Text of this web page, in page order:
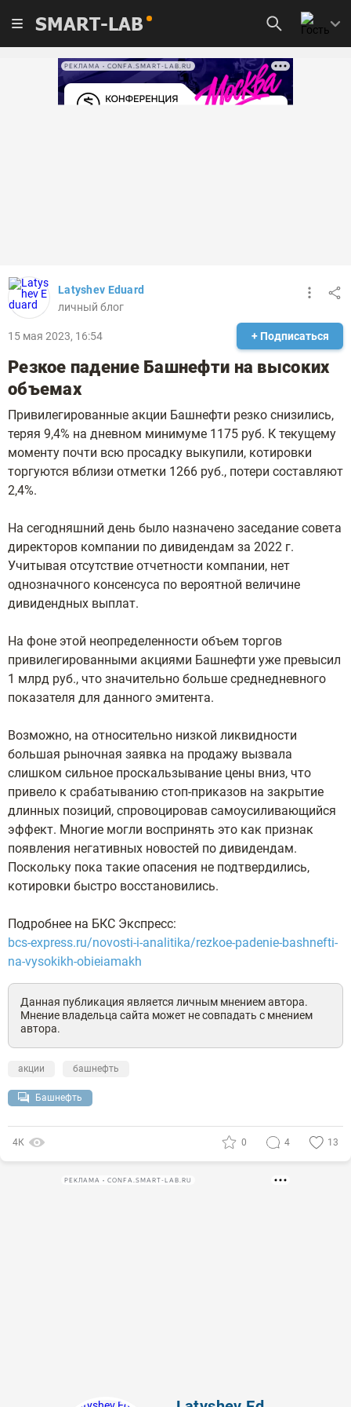
SMART-LAB
РЕКЛАМА • CONFA.SMART-LAB.RU
Latyshev Eduard
личный блог
15 мая 2023, 16:54 + Подписаться
Резкое падение Башнефти на высоких
объемах
Привилегированные акции Башнефти резко снизились,
теряя 9,4% на дневном минимуме 1175 руб. К текущему
моменту почти всю просадку выкупили, котировки
торгуются вблизи отметки 1266 руб., потери составляют
2,4%.
На сегодняшний день было назначено заседание совета
директоров компании по дивидендам за 2022 г.
Учитывая отсутствие отчетности компании, нет
однозначного консенсуса по вероятной величине
дивидендных выплат.
На фоне этой неопределенности объем торгов
привилегированными акциями Башнефти уже превысил
1 млрд руб., что значительно больше среднедневного
показателя для данного эмитента.
Возможно, на относительно низкой ликвидности
большая рыночная заявка на продажу вызвала
слишком сильное проскальзывание цены вниз, что
привело к срабатыванию стоп-приказов на закрытие
длинных позиций, спровоцировав самоусиливающийся
эффект. Многие могли воспринять это как признак
появления негативных новостей по дивидендам.
Поскольку пока такие опасения не подтвердились,
котировки быстро восстановились.
Подробнее на БКС Экспресс:
bcs-express.ru/novosti-i-analitika/rezkoe-padenie-bashnefti-
na-vysokikh-obieiamakh
Данная публикация является личным мнением автора.
Мнение владельца сайта может не совпадать с мнением
автора.
акции башнефть
Башнефть
4К 0 4 13
РЕКЛАМА • CONFA.SMART-LAB.RU